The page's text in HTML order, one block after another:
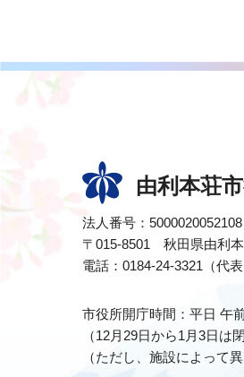
由利本荘
法人番号：5000020052108
〒015-8501 秋田県由利
電話：0184-24-3321（代表
市役所開庁時間：平日 午
（12月29日から1月3日は閉
（ただし、施設によって